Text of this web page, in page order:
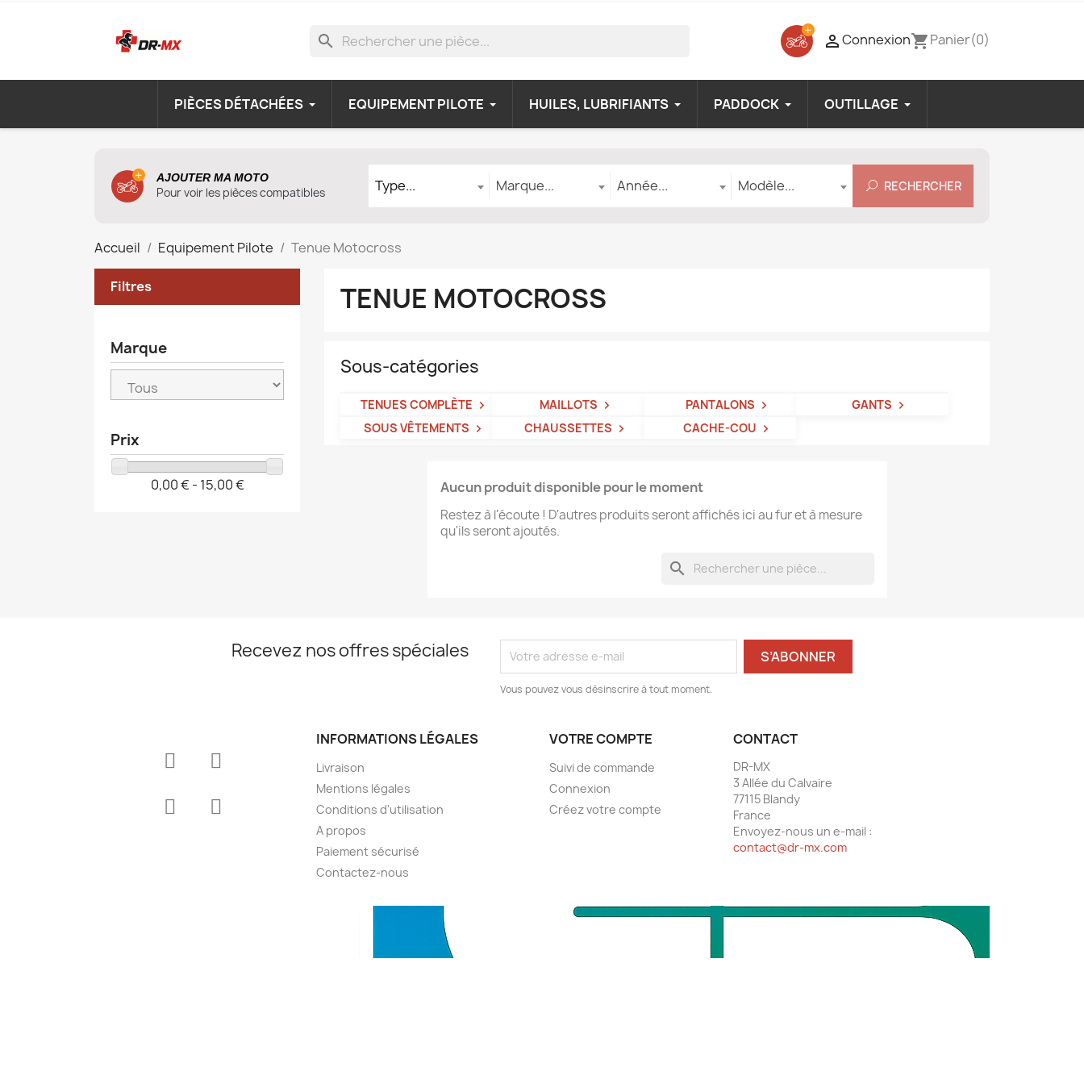
search Connexionshopping_cartPanier(0)
PIÈCES DÉTACHÉES EQUIPEMENT PILOTE HUILES, LUBRIFIANTS PADDOCK OUTILLAGE
Pour voir les pièces compatibles
AJOUTER MA MOTO Type... Marque... Année... Modèle... RECHERCHER
Accueil Equipement Pilote Tenue Motocross
Filtres
Marque
Prix
0,00 € - 15,00 €
TENUE MOTOCROSS
Sous-catégories
TENUES COMPLÈTE MAILLOTS PANTALONS
GANTS
SOUS VÊTEMENTS
CHAUSSETTES CACHE-COU
Aucun produit disponible pour le moment
Restez à l'écoute ! D'autres produits seront affichés ici au fur et à mesure
qu'ils seront ajoutés.
search
Recevez nos offres spéciales
Vous pouvez vous désinscrire à tout moment.
INFORMATIONS LÉGALES
Livraison
Mentions légales
Conditions d'utilisation
A propos
Paiement sécurisé
Contactez-nous
VOTRE COMPTE
Suivi de commande
Connexion
Créez votre compte
CONTACT
DR-MX
3 Allée du Calvaire
77115 Blandy
France
Envoyez-nous un e-mail :
contact@dr-mx.com